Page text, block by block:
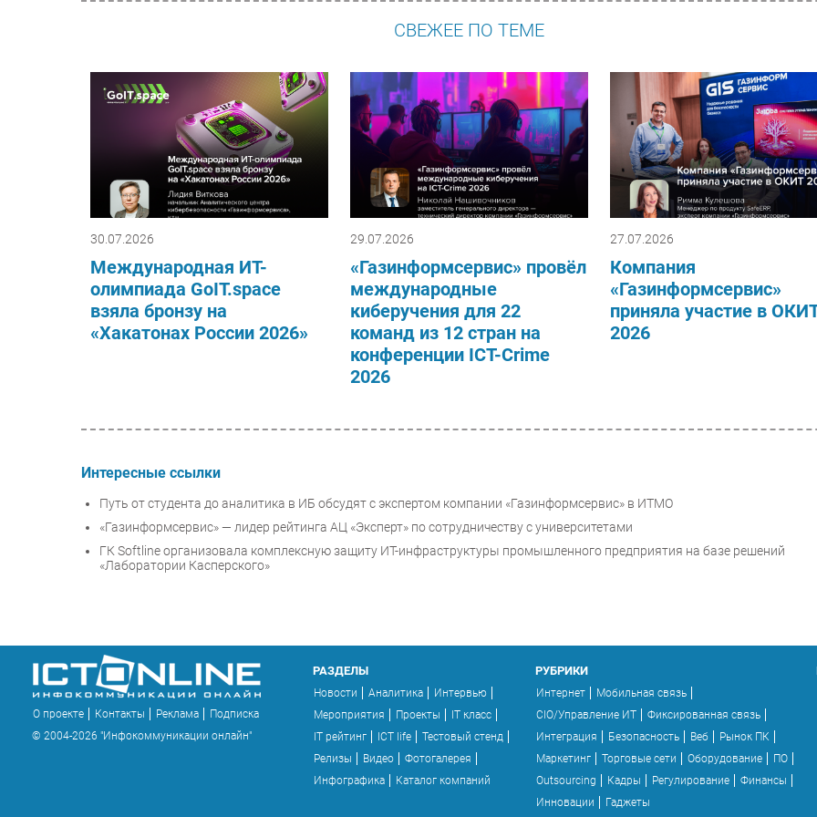
СВЕЖЕЕ ПО ТЕМЕ
30.07.2026
Международная ИТ-
олимпиада GoIT.space
взяла бронзу на
«Хакатонах России 2026»
29.07.2026
«Газинформсервис» провёл
международные
киберучения для 22
команд из 12 стран на
конференции ICT-Crime
2026
27.07.2026
Компания
«Газинформсервис»
приняла участие в
2026
Интересные ссылки
Путь от студента до аналитика в ИБ обсудят с экспертом компании «Газинформсервис» в ИТМО
«Газинформсервис» — лидер рейтинга АЦ «Эксперт» по сотрудничеству с университетами
ГК Softline организовала комплексную защиту ИТ-инфраструктуры промышленного предприятия на базе решений
«Лаборатории Касперского»
О проекте Контакты Реклама
Подписка
© 2004-2026 "Инфокоммуникации онлайн"
РАЗДЕЛЫ
Новости Аналитика
Интервью
Мероприятия
Проекты
IT класс
IT рейтинг
ICT life
Тестовый стенд
Релизы
Видео
Фотогалерея
Инфографика
Каталог компаний
РУБРИКИ
Интернет
Мобильная связь
CIO/Управление ИТ
Фиксированная связь
Интеграция
Безопасность Веб
Рынок ПК
Маркетинг
Торговые сети Оборудование
ПО
Outsourcing
Кадры Регулирование
Финансы
Инновации
Гаджеты